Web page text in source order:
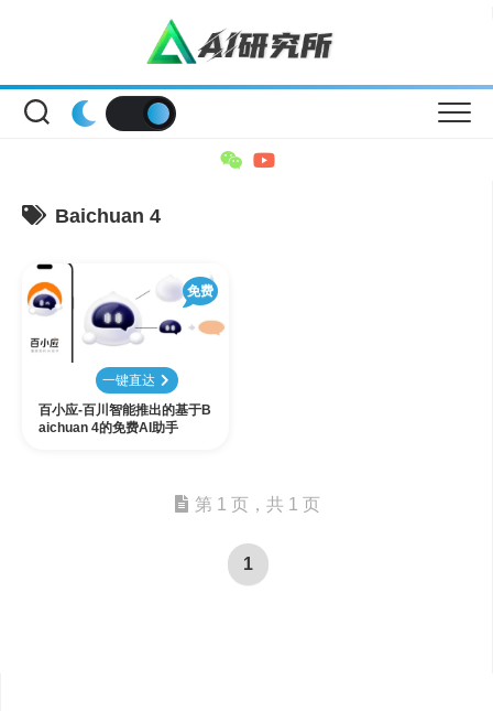
Baichuan 4
免费
一键直达
百小应-百川智能推出的基于B
aichuan 4的免费AI助手
第 1 页，共 1 页
1